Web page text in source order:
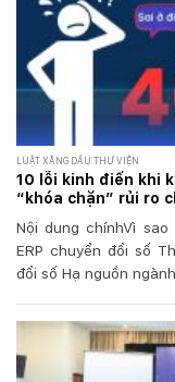
LUẬT XĂNG DẦU THƯ VIỆN
10 lỗi kinh điển khi
“khóa chặn” rủi ro
Nội dung chínhVì
ERP chuyển đổi số
đổi số Hạ nguồn